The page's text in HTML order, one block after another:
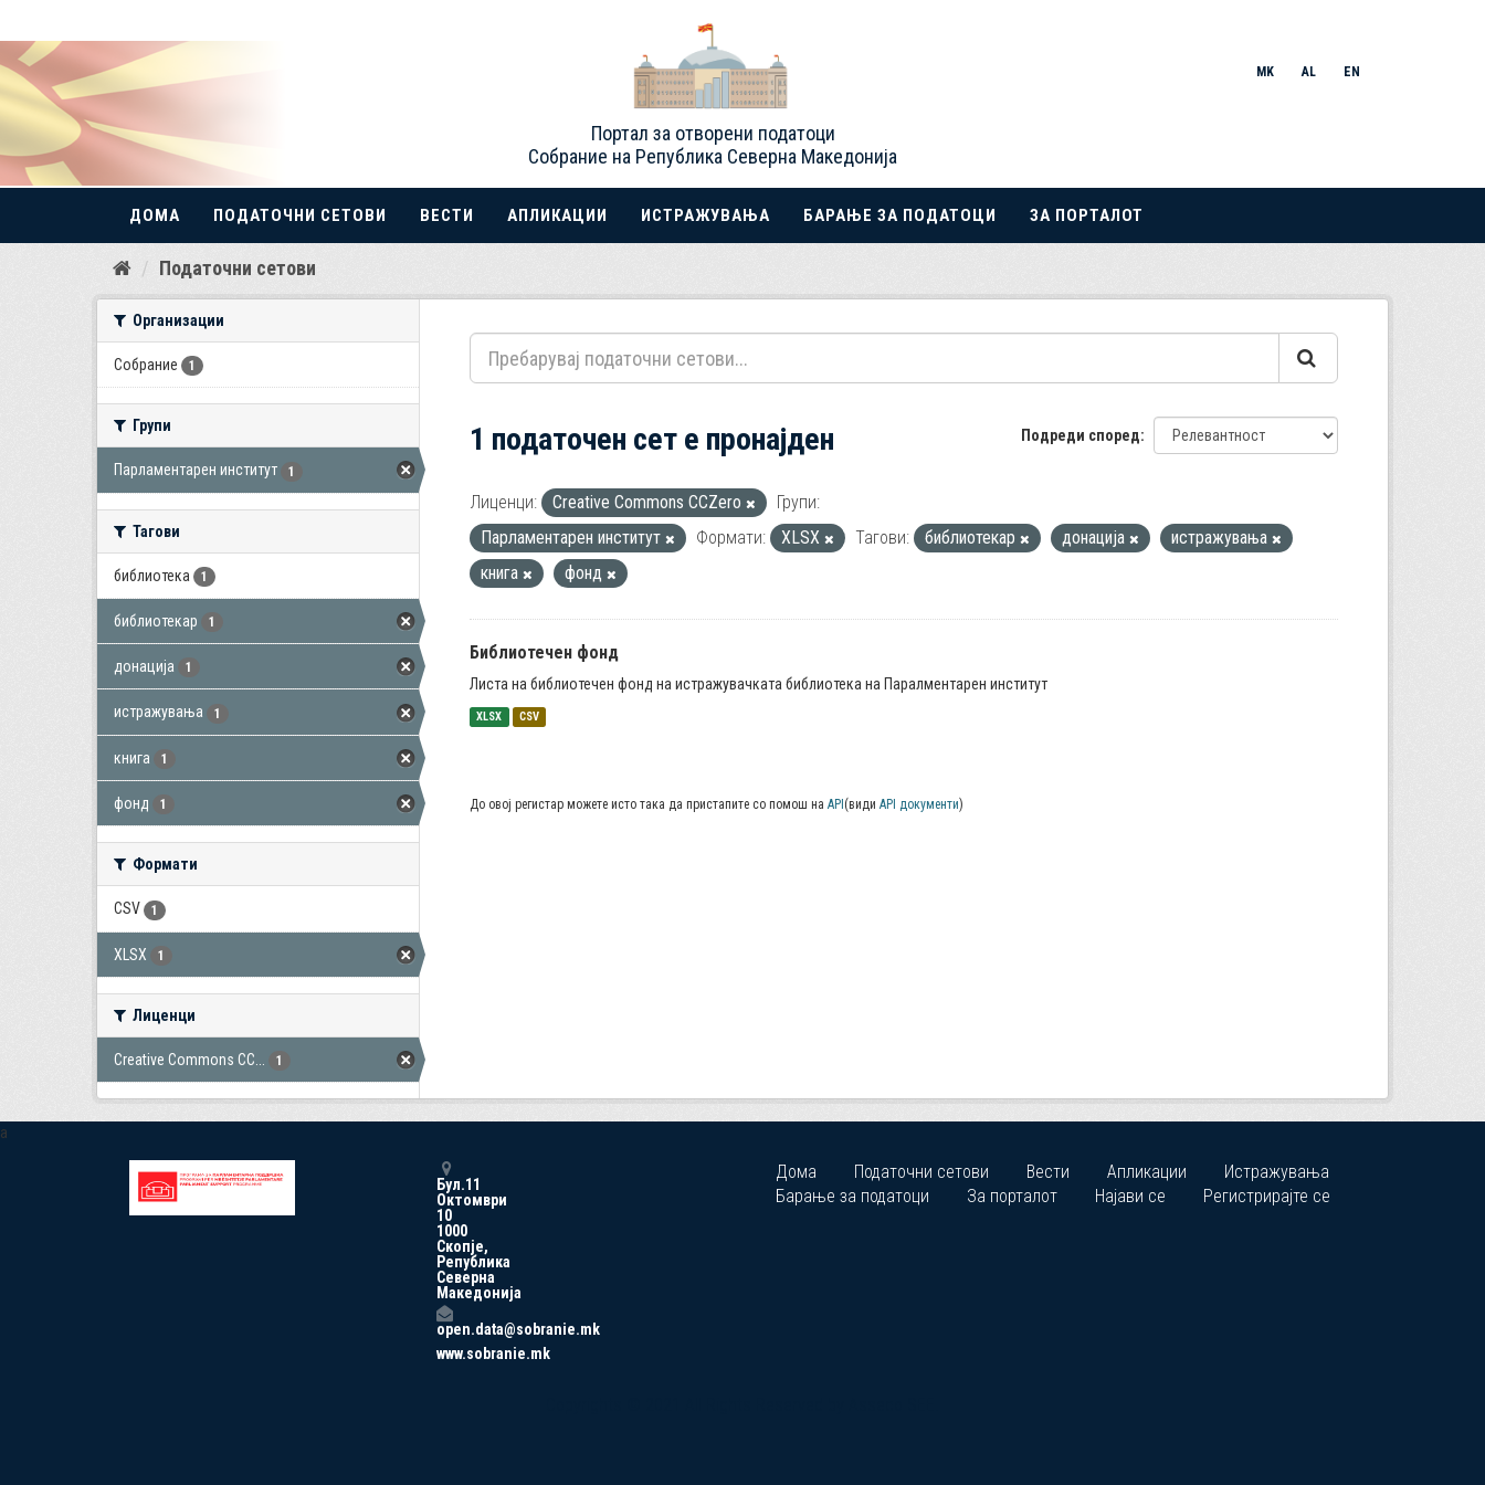
Прескокнете
Портал за отворени податоци
Собрание на Република Северна Македонија
MK AL EN
ДОМА ПОДАТОЧНИ СЕТОВИ ВЕСТИ АПЛИКАЦИИ ИСТРАЖУВАЊА БАРАЊЕ ЗА ПОДАТОЦИ ЗА ПОРТАЛОТ
Податочни сетови
Организации
Собрание 1
Групи
Парламентарен институт 1
Тагови
библиотека 1
библиотекар 1
донација 1
истражувања 1
книга 1
фонд 1
Формати
CSV 1
XLSX 1
Лиценци
Creative Commons CC... 1
Подреди според
1 податочен сет е пронајден
Лиценци: Creative Commons CCZero
Групи:
Парламентарен институт
Формати: XLSX Тагови: библиотекар донација
истражувања
книга
фонд
Библиотечен фонд
Листа на библиотечен фонд на истражувачката библиотека на Паралментарен институт
XLSX CSV
До овој регистар можете исто така да пристапите со помош на API (види API документи)
a
Бул.11
Октомври
10
1000
Скопје,
Република
Северна
Македонија
open.data@sobranie.mk
www.sobranie.mk
Дома Податочни сетови Вести Апликации
Истражувања
Барање за податоци
За порталот Најави се Регистрирајте се